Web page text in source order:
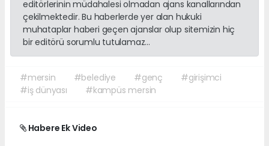
editörlerinin müdahalesi olmadan ajans kanallarından
çekilmektedir. Bu haberlerde yer alan hukuki
muhataplar haberi geçen ajanslar olup sitemizin hiç
bir editörü sorumlu tutulamaz...
#mersin #belediye #genç
#girişimci
#iş dünyası
#kampüs mersin
Habere Ek Video